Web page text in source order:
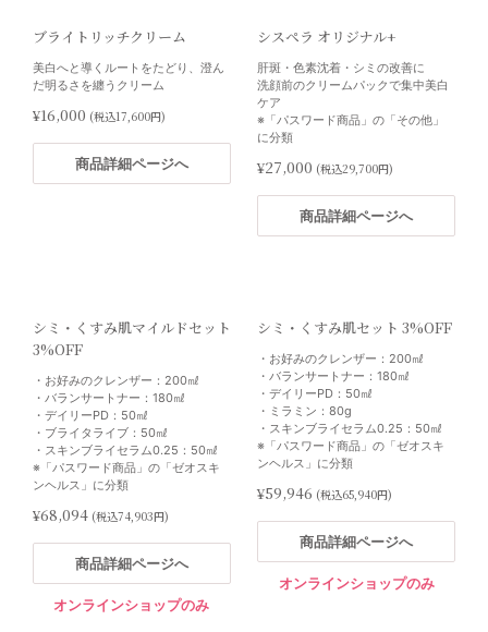
ブライトリッチクリーム
美白へと導くルートをたどり、澄ん
だ明るさを纏うクリーム
¥16,000 (税込17,600円)
商品詳細ページへ
シスペラ オリジナル+
肝斑・色素沈着・シミの改善に
洗顔前のクリームパックで集中美白
ケア
※「パスワード商品」の「その他」
に分類
¥27,000 (税込29,700円)
商品詳細ページへ
シミ・くすみ肌マイルドセット
3%OFF
・お好みのクレンザー：200㎖
・バランサートナー：180㎖
・デイリーPD：50㎖
・ブライタライブ：50㎖
・スキンブライセラム0.25：50㎖
※「パスワード商品」の「ゼオスキ
ンヘルス」に分類
¥68,094 (税込74,903円)
商品詳細ページへ
オンラインショップのみ
シミ・くすみ肌セット 3%OFF
・お好みのクレンザー：200㎖
・バランサートナー：180㎖
・デイリーPD：50㎖
・ミラミン：80g
・スキンブライセラム0.25：50㎖
※「パスワード商品」の「ゼオスキ
ンヘルス」に分類
¥59,946 (税込65,940円)
商品詳細ページへ
オンラインショップのみ